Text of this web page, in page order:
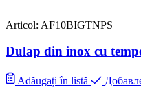
Articol: AF10BIGTNPS
Dulap din inox cu
Adăugați în listă